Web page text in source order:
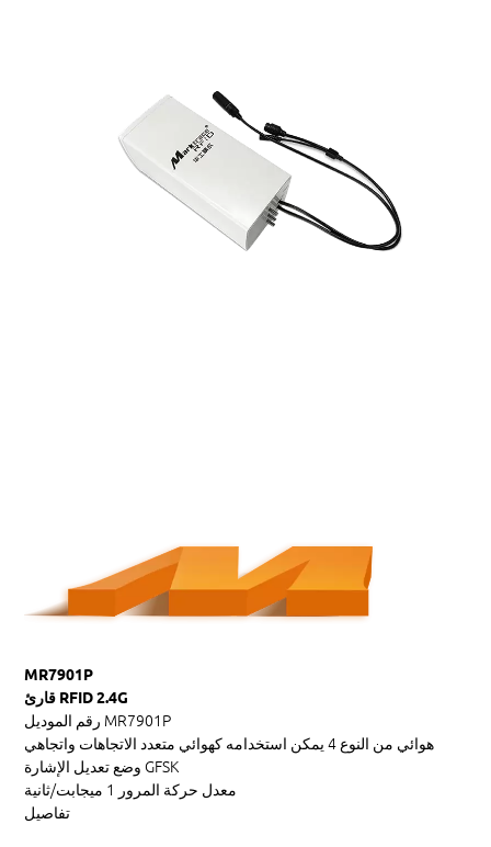
MR7901P
قارئ RFID 2.4G
رقم الموديل MR7901P
هوائي من النوع 4 يمكن استخدامه كهوائي متعدد الاتجاهات واتجاهي
وضع تعديل الإشارة GFSK
معدل حركة المرور 1 ميجابت/ثانية
تفاصيل